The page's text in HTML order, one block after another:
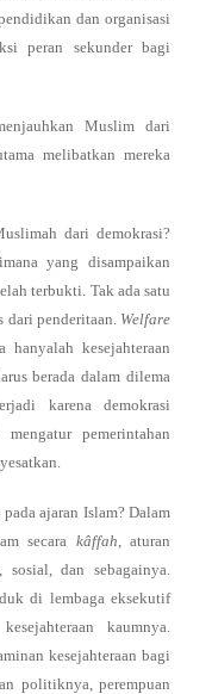
dan organisasi
peran sekunder bagi
Muslim dari
melibatkan mereka
dari demokrasi?
yang disampaikan
terbukti. Tak ada satu
penderitaan. Welfare
hanyalah kesejahteraan
berada dalam dilema
karena demokrasi
pemerintahan
ajaran Islam? Dalam
secara kâffah , aturan
dan sebagainya.
di lembaga eksekutif
kaumnya.
kesejahteraan bagi
politiknya, perempuan